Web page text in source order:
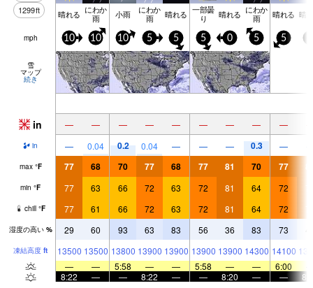
1299ft 晴れる にわか
雨 小雨 にわか
雨 晴れる 一部曇
り 晴れる にわか
雨 晴れる 晴
mph 10 10 10 5 5 5 0 5 5
雪
マップ
続き
in — — — — — — — — —
in — 0.04 0.2 0.04 — — — 0.3 —
max °F 77 68 70 77 68 77 81 70 77
min °F 77 63 66 72 63 72 81 64 72
chill °F 77 61 66 72 63 72 81 64 72
湿度の高い % 29 60 93 63 83 56 36 83 73
凍結高度 ft 13500 13500 13800 13900 13900 13900 13900 14300 14100
—
— 5:58 — — 5:58 — — 6:00
8:22
— — 8:22 — — 8:20 — —